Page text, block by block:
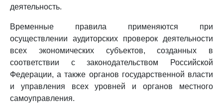
деятельность.
Временные правила применяются при
осуществлении аудиторских проверок деятельности
всех экономических субъектов, созданных в
соответствии с законодательством Российской
Федерации, а также органов государственной власти
и управления всех уровней и органов местного
самоуправления.